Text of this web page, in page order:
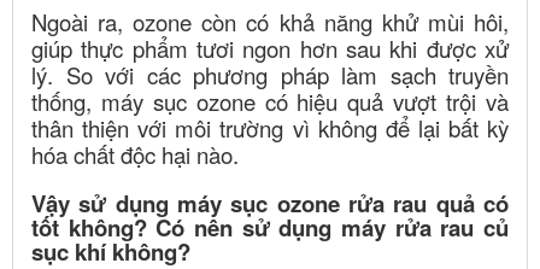
Ngoài ra, ozone còn có khả năng khử mùi hôi,
giúp thực phẩm tươi ngon hơn sau khi được xử
lý. So với các phương pháp làm sạch truyền
thống, máy sục ozone có hiệu quả vượt trội và
thân thiện với môi trường vì không để lại bất kỳ
hóa chất độc hại nào.
Vậy sử dụng máy sục ozone rửa rau quả có
tốt không? Có nên sử dụng máy rửa rau củ
sục khí không?